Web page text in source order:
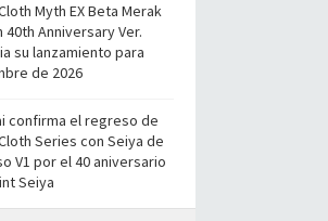
Myth EX Beta Merak
40th Anniversary Ver.
su lanzamiento para
de 2026
confirma el regreso de
Series con Seiya de
V1 por el 40 aniversario
Seiya